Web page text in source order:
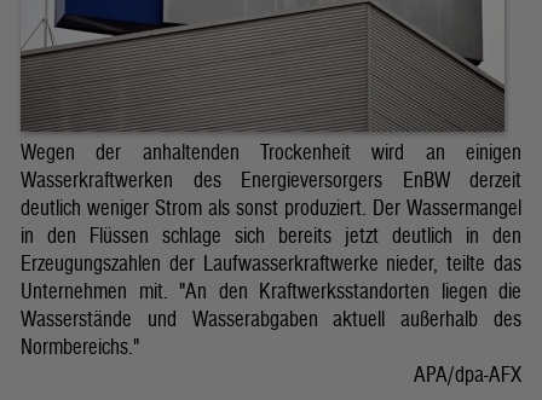
Wegen der anhaltenden Trockenheit wird an einigen
Wasserkraftwerken des Energieversorgers EnBW derzeit
deutlich weniger Strom als sonst produziert. Der Wassermangel
in den Flüssen schlage sich bereits jetzt deutlich in den
Erzeugungszahlen der Laufwasserkraftwerke nieder, teilte das
Unternehmen mit. "An den Kraftwerksstandorten liegen die
Wasserstände und Wasserabgaben aktuell außerhalb des
Normbereichs."
APA/dpa-AFX